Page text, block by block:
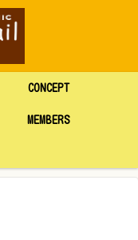
CONCEPT
MEMBERS